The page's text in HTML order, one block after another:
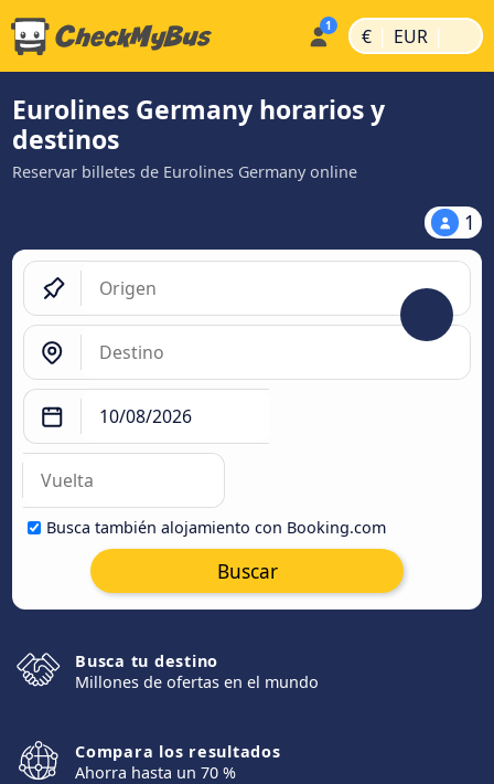
€ | EUR |
Eurolines Germany horarios y
destinos
Reservar billetes de Eurolines Germany online
1
Busca también alojamiento con Booking.com
Buscar
Busca tu destino
Millones de ofertas en el mundo
Compara los resultados
Ahorra hasta un 70 %